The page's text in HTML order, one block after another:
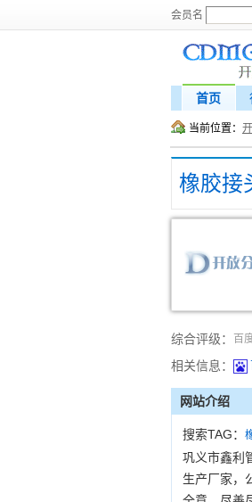
会员名
首页
当前位置：
橡胶接
综合评级： 百
相关信息：
网站介绍
搜索TAG：
巩义市鑫利
生产厂家，